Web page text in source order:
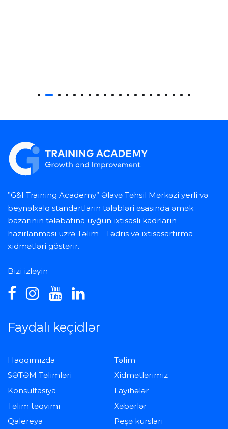
”G&I Training Academy” Əlavə Təhsil Mərkəzi yerli və
beynəlxalq standartların tələbləri əsasında əmək
bazarının tələbatına uyğun ixtisaslı kadrların
hazırlanması üzrə Təlim - Tədris və ixtisasartırma
xidmətləri göstərir.
Bizi izləyin
Faydalı keçidlər
Haqqımızda
Təlim
SƏTƏM Təlimləri
Xidmətlərimiz
Konsultasiya
Layihələr
Təlim təqvimi
Xəbərlər
Qalereya
Peşə kursları